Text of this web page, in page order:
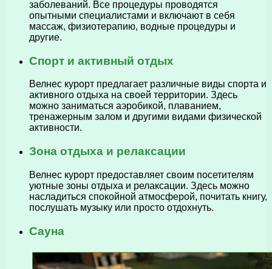
заболеваний. Все процедуры проводятся
опытными специалистами и включают в себя
массаж, физиотерапию, водные процедуры и
другие.
Спорт и активный отдых
Велнес курорт предлагает различные виды спорта и
активного отдыха на своей территории. Здесь
можно заниматься аэробикой, плаванием,
тренажерным залом и другими видами физической
активности.
Зона отдыха и релаксации
Велнес курорт предоставляет своим посетителям
уютные зоны отдыха и релаксации. Здесь можно
насладиться спокойной атмосферой, почитать книгу,
послушать музыку или просто отдохнуть.
Сауна